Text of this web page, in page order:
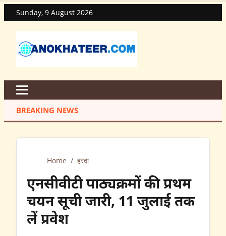
Sunday, 9 August 2026
BREAKING NEWS
Home / हरदा
एनसीवीटी पाठ्यक्रमों की प्रथम
चयन सूची जारी, 11 जुलाई तक
लें प्रवेश